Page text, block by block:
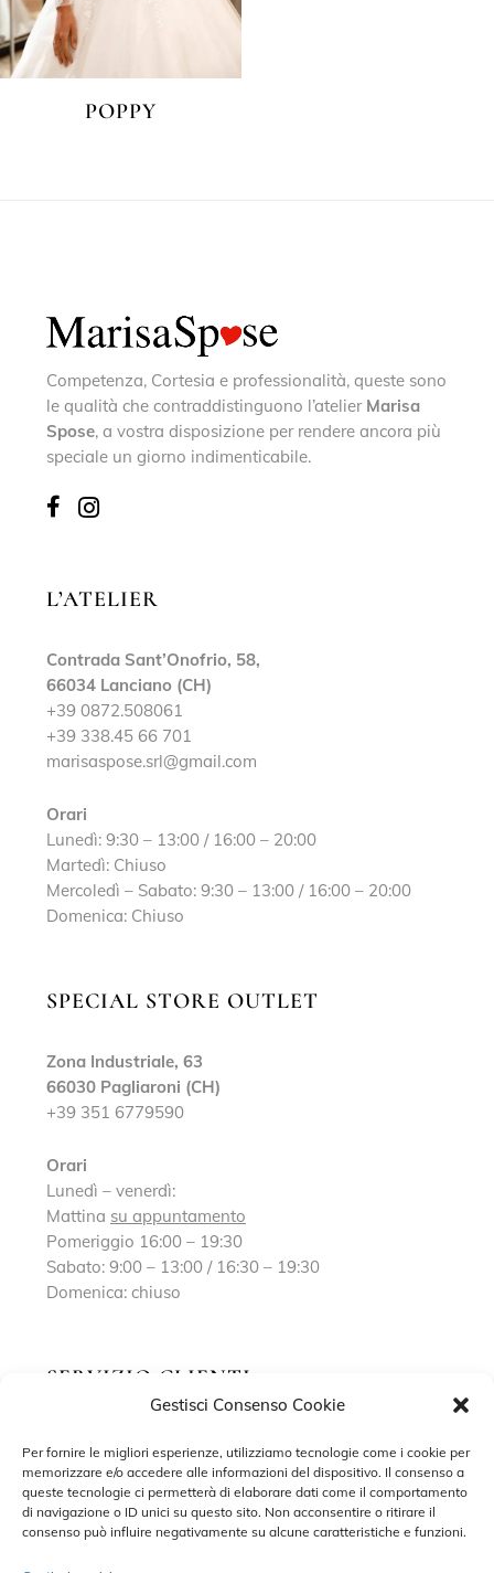
Gestisci Consenso Cookie
Per fornire le migliori esperienze, utilizziamo tecnologie come i cookie per
memorizzare e/o accedere alle informazioni del dispositivo. Il consenso a
queste tecnologie ci permetterà di elaborare dati come il comportamento
di navigazione o ID unici su questo sito. Non acconsentire o ritirare il
consenso può influire negativamente su alcune caratteristiche e funzioni.
POPPY
Competenza, Cortesia e professionalità, queste sono
le qualità che contraddistinguono l’atelier Marisa
Spose, a vostra disposizione per rendere ancora più
speciale un giorno indimenticabile.
L’ATELIER
Contrada Sant’Onofrio, 58,
66034 Lanciano (CH)
+39 0872.508061
+39 338.45 66 701
marisaspose.srl@gmail.com
Orari
Lunedì: 9:30 – 13:00 / 16:00 – 20:00
Martedì: Chiuso
Mercoledì – Sabato: 9:30 – 13:00 / 16:00 – 20:00
Domenica: Chiuso
SPECIAL STORE OUTLET
Zona Industriale, 63
66030 Pagliaroni (CH)
+39 351 6779590
Orari
Lunedì – venerdì:
Mattina su appuntamento
Pomeriggio 16:00 – 19:30
Sabato: 9:00 – 13:00 / 16:30 – 19:30
Domenica: chiuso
SERVIZIO CLIENTI
Contatti
Privacy Policy